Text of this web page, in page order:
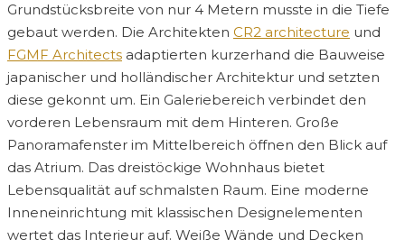
Grundstücksbreite von nur 4 Metern musste in die Tiefe
gebaut werden. Die Architekten CR2 architecture und
FGMF Architects adaptierten kurzerhand die Bauweise
japanischer und holländischer Architektur und setzten
diese gekonnt um. Ein Galeriebereich verbindet den
vorderen Lebensraum mit dem Hinteren. Große
Panoramafenster im Mittelbereich öffnen den Blick auf
das Atrium. Das dreistöckige Wohnhaus bietet
Lebensqualität auf schmalsten Raum. Eine moderne
Inneneinrichtung mit klassischen Designelementen
wertet das Interieur auf. Weiße Wände und Decken